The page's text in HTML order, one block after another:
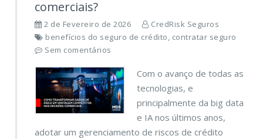
comerciais?
2 de Fevereiro de 2026
CredRisk Seguros
benefícios do seguro de crédito, contratar seguro
Sem comentários
Com o avanço de todas as
tecnologias, e
principalmente da big data
e IA nos últimos anos,
adotar um gerenciamento de riscos de crédito